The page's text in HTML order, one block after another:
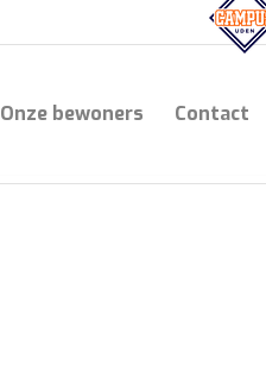
Onze bewoners Contact